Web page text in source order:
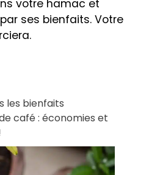
votre hamac et
ses bienfaits. Votre
les bienfaits
café : économies et